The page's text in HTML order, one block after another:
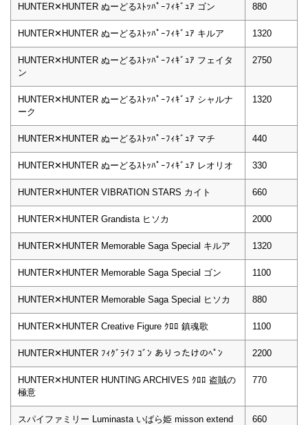
HUNTER✕HUNTER ぬーどるｽﾄｯﾊﾟｰﾌｨｷﾞｭｱ ゴン 880
HUNTER✕HUNTER ぬーどるｽﾄｯﾊﾟｰﾌｨｷﾞｭｱ キルア 1320
HUNTER✕HUNTER ぬーどるｽﾄｯﾊﾟｰﾌｨｷﾞｭｱ フェイタ
ン
2750
HUNTER✕HUNTER ぬーどるｽﾄｯﾊﾟｰﾌｨｷﾞｭｱ シャルナ
ーク
1320
HUNTER✕HUNTER ぬーどるｽﾄｯﾊﾟｰﾌｨｷﾞｭｱ マチ 440
HUNTER✕HUNTER ぬーどるｽﾄｯﾊﾟｰﾌｨｷﾞｭｱ レオリオ 330
HUNTER✕HUNTER VIBRATION STARS カイト 660
HUNTER✕HUNTER Grandista ヒソカ 2000
HUNTER✕HUNTER Memorable Saga Special キルア 1320
HUNTER✕HUNTER Memorable Saga Special ゴン 1100
HUNTER✕HUNTER Memorable Saga Special ヒソカ 880
HUNTER✕HUNTER Creative Figure ｸﾛﾛ 鎮魂歌 1100
HUNTER✕HUNTER ﾌｨｸﾞﾗｲﾌ ｺﾞﾝ ありったけのﾍﾟﾝ 2200
HUNTER✕HUNTER HUNTING ARCHIVES ｸﾛﾛ 盗賊の
極意
770
スパイファミリー Luminasta いばら姫 misson extend
660